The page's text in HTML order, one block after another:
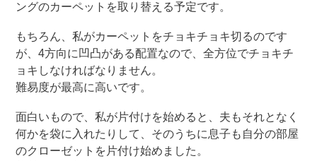
ングのカーペットを取り替える予定です。
もちろん、私がカーペットをチョキチョキ切るのです
が、4方向に凹凸がある配置なので、全方位でチョキチ
ョキしなければなりません。
難易度が最高に高いです。
面白いもので、私が片付けを始めると、夫もそれとなく
何かを袋に入れたりして、そのうちに息子も自分の部屋
のクローゼットを片付け始めました。